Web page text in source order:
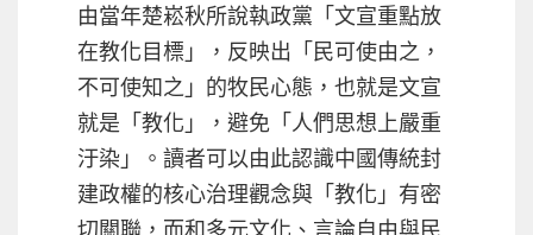
由當年楚崧秋所說執政黨「文宣重點放
在教化目標」，反映出「民可使由之，
不可使知之」的牧民心態，也就是文宣
就是「教化」，避免「人們思想上嚴重
汙染」。讀者可以由此認識中國傳統封
建政權的核心治理觀念與「教化」有密
切關聯，而和多元文化、言論自由與民